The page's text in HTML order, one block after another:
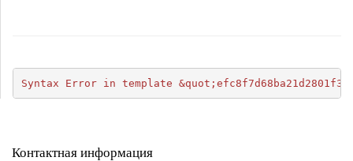
Syntax Error in template
Контактная информация